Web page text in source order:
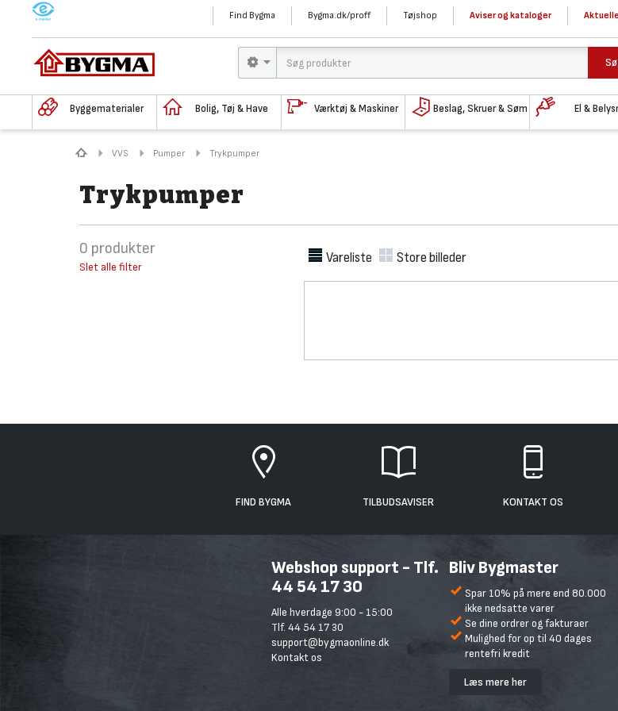
M Find Bygma Bygma.dk/proff Tøjshop Aviser og kataloger
Byggematerialer Bolig, Tøj & Have Værktøj & Maskiner Beslag, Skruer & Søm El &
VVS Pumper Trykpumper
Trykpumper
0 produkter
Slet alle filter
Vareliste Store billeder
FIND BYGMA TILBUDSAVISER KONTAKT OS
Webshop support - Tlf.
44 54 17 30
Alle hverdage 9:00 - 15:00
Tlf. 44 54 17 30
support@bygmaonline.dk
Kontakt os
Bliv Bygmaster
Spar 10% på mere end 80.000
ikke nedsatte varer
Se dine ordrer og fakturaer
Mulighed for op til 40 dages
rentefri kredit
Læs mere her